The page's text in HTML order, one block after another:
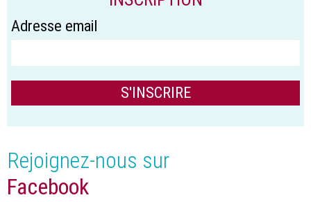
Adresse email
Rejoignez-nous sur
Facebook